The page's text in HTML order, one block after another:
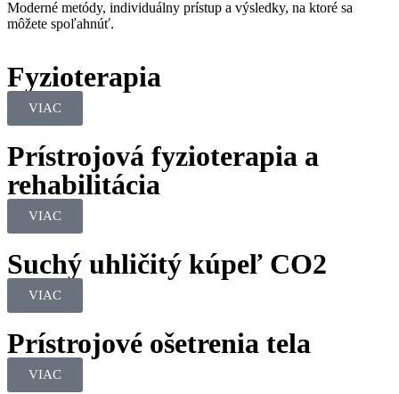
Moderné metódy, individuálny prístup a výsledky, na ktoré sa
môžete spoľahnúť.
Fyzioterapia
VIAC
Prístrojová fyzioterapia a
rehabilitácia
VIAC
Suchý uhličitý kúpeľ CO2
VIAC
Prístrojové ošetrenia tela
VIAC